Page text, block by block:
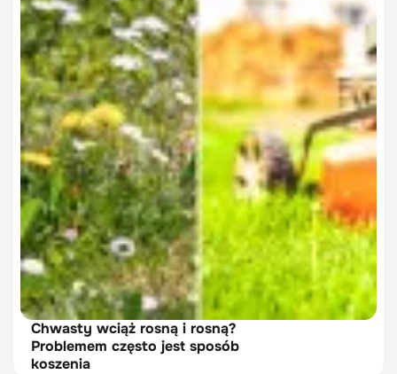
Chwasty wciąż rosną i rosną?
Problemem często jest sposób
koszenia